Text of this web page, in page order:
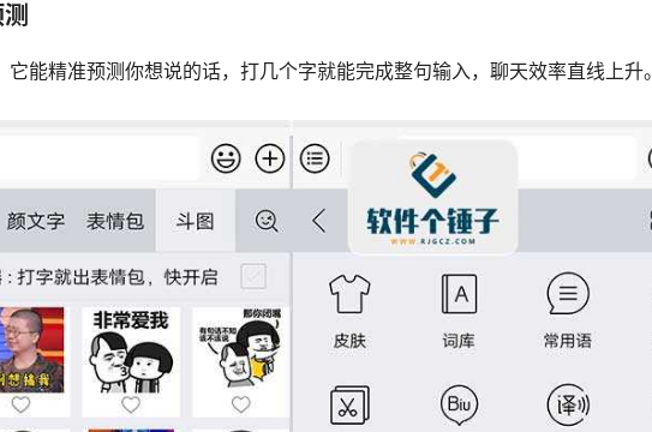
能精准预测你想说的话，打几个字就能完成整句输入，聊天效率直线上升。